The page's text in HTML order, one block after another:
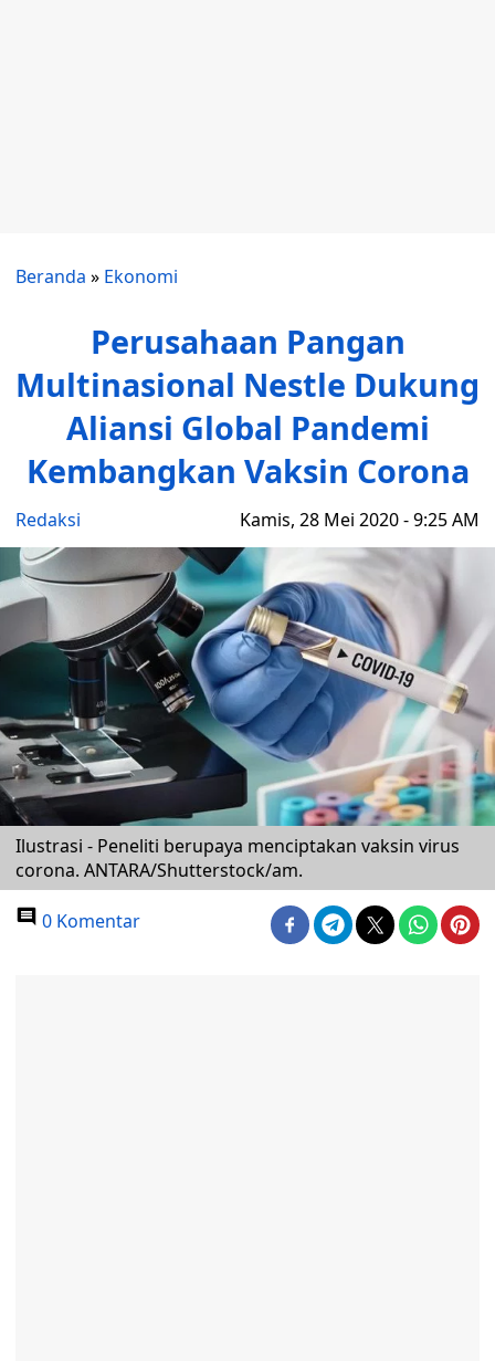
Beranda » Ekonomi
Perusahaan Pangan
Multinasional Nestle Dukung
Aliansi Global Pandemi
Kembangkan Vaksin Corona
Redaksi Kamis, 28 Mei 2020 - 9:25 AM
Ilustrasi - Peneliti berupaya menciptakan vaksin virus
corona. ANTARA/Shutterstock/am.
0 Komentar